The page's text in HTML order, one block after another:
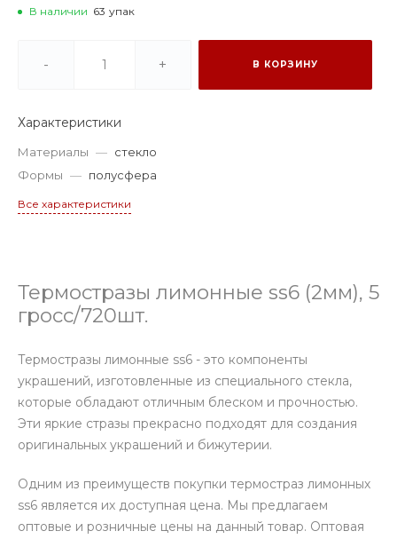
В наличии 63 упак
- + В КОРЗИНУ
Характеристики
Материалы — стекло
Формы — полусфера
Все характеристики
Термостразы лимонные ss6 (2мм), 5
гросс/720шт.
Термостразы лимонные ss6 - это компоненты
украшений, изготовленные из специального стекла,
которые обладают отличным блеском и прочностью.
Эти яркие стразы прекрасно подходят для создания
оригинальных украшений и бижутерии.
Одним из преимуществ покупки термостраз лимонных
ss6 является их доступная цена. Мы предлагаем
оптовые и розничные цены на данный товар. Оптовая